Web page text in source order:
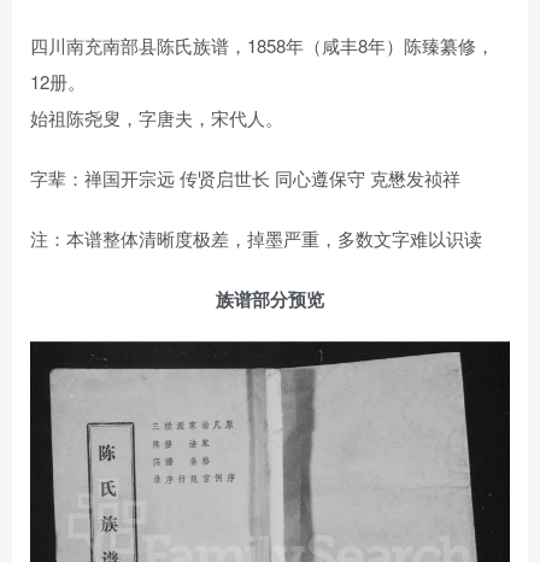
四川南充南部县陈氏族谱，1858年（咸丰8年）陈臻纂修，
12册。
始祖陈尧叟，字唐夫，宋代人。
字辈：禅国开宗远 传贤启世长 同心遵保守 克懋发祯祥
注：本谱整体清晰度极差，掉墨严重，多数文字难以识读
族谱部分预览